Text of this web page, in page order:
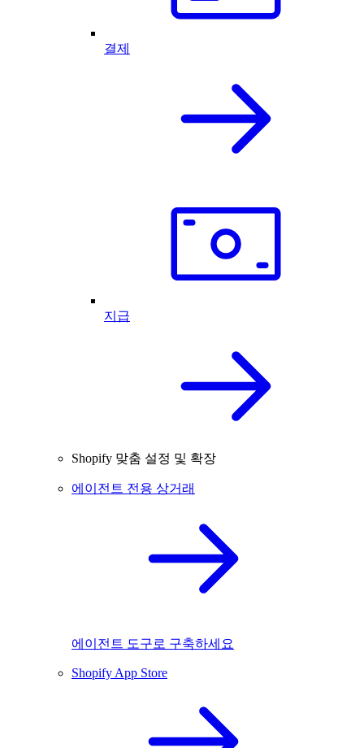
결제
지급
Shopify 맞춤 설정 및 확장
에이전트 전용 상거래
에이전트 도구로 구축하세요
Shopify App Store